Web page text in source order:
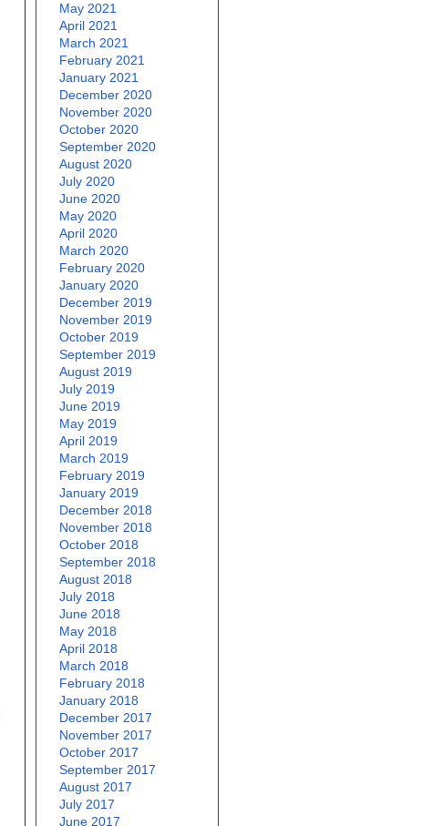
May 2021
April 2021
March 2021
February 2021
January 2021
December 2020
November 2020
October 2020
September 2020
August 2020
July 2020
June 2020
May 2020
April 2020
March 2020
February 2020
January 2020
December 2019
November 2019
October 2019
September 2019
August 2019
July 2019
June 2019
May 2019
April 2019
March 2019
February 2019
January 2019
December 2018
November 2018
October 2018
September 2018
August 2018
July 2018
June 2018
May 2018
April 2018
March 2018
February 2018
January 2018
December 2017
November 2017
October 2017
September 2017
August 2017
July 2017
June 2017